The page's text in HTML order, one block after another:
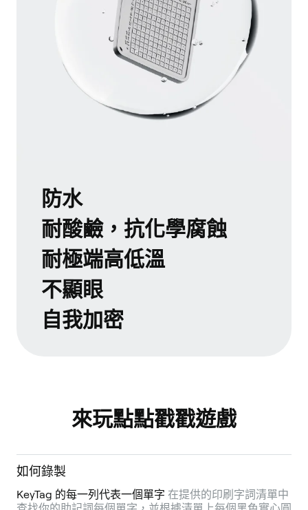
防水
耐酸鹼，抗化學腐蝕
耐極端高低溫
不顯眼
自我加密
來玩點點戳戳遊戲
如何錄製
KeyTag 的每一列代表一個單字 在提供的印刷字詞清單中